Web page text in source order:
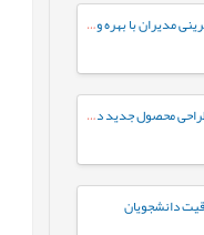
بررسی رابطه ویژگیهای شخصیتی کارآفرینی مدیران با بهره وری و عملکرد شغلی آنان
شناسایی و رتبه بندی عوامل مؤثر بر طراحی محصول جدید در صنعت لوستر ایران
دانشجویان